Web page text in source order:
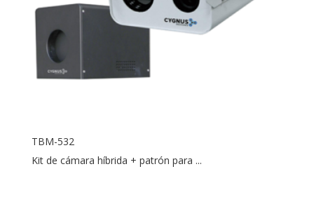
TBM-532
Kit de cámara híbrida + patrón para ...